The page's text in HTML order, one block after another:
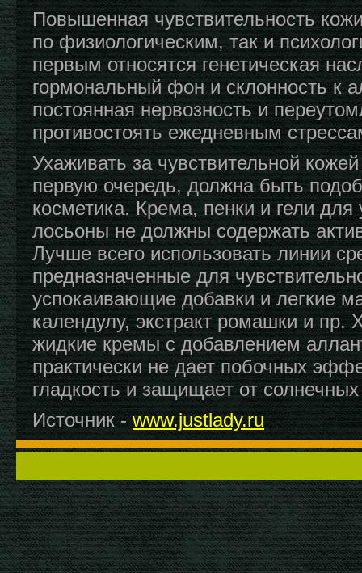
Повышенная чувствительность
по физиологическим, так и
первым относятся генетическая
гормональный фон и склонность к
постоянная нервозность и
противостоять ежедневным
Ухаживать за чувствительной
первую очередь, должна быть
косметика. Крема, пенки и гели
лосьоны не должны содержать
Лучше всего использовать линии
предназначенные для
успокаивающие добавки и легкие
календулу, экстракт ромашки и пр.
жидкие кремы с добавлением
практически не дает побочных
гладкость и защищает от
Источник -www.justlady.ru